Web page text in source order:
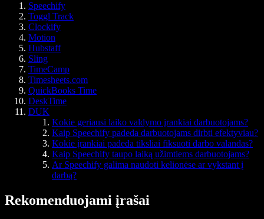
Speechify
Toggl Track
Clockify
Motion
Hubstaff
Sling
TimeCamp
Timesheets.com
QuickBooks Time
DeskTime
DUK
Kokie geriausi laiko valdymo įrankiai darbuotojams?
Kaip Speechify padeda darbuotojams dirbti efektyviau?
Kokie įrankiai padeda tiksliai fiksuoti darbo valandas?
Kaip Speechify taupo laiką užimtiems darbuotojams?
Ar Speechify galima naudoti kelionėse ar vykstant į
darbą?
Rekomenduojami įrašai